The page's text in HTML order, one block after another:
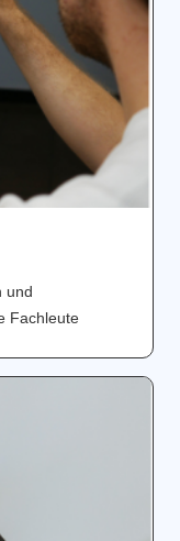
und
Fachleute